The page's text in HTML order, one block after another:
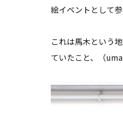
絵イベントとして
これは馬木という
ていたこと、（